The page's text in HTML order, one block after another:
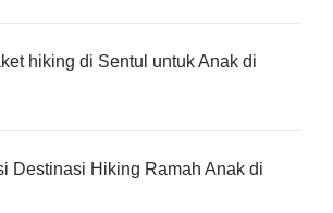
hiking di Sentul untuk Anak di
Destinasi Hiking Ramah Anak di